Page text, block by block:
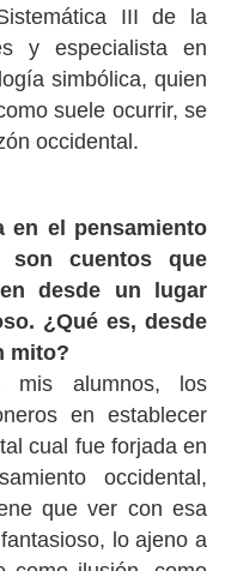
III de la
y especialista en
simbólica, quien
suele ocurrir, se
occidental.
en el pensamiento
cuentos que
desde un lugar
¿Qué es, desde
mito?
mis alumnos, los
en establecer
cual fue forjada en
occidental,
que ver con esa
lo ajeno a